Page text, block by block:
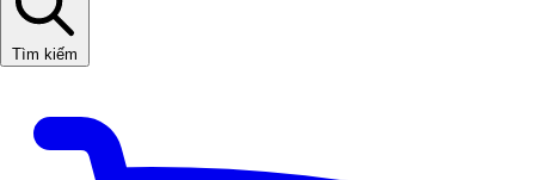
Tìm kiếm